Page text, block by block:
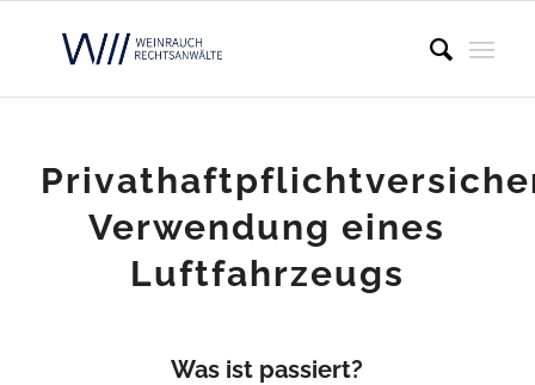
Verwendung eines
Luftfahrzeugs
Was ist passiert?